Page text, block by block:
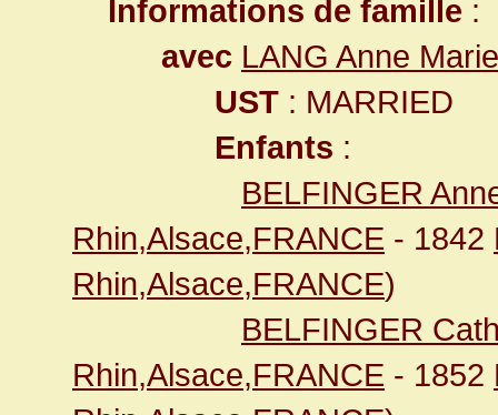
Informations de famille :
avec LANG Anne Marie
UST : MARRIED
Enfants :
BELFINGER
Rhin,Alsace,FRANCE - 1842
Rhin,Alsace,FRANCE)
BELFINGER
Rhin,Alsace,FRANCE - 1852